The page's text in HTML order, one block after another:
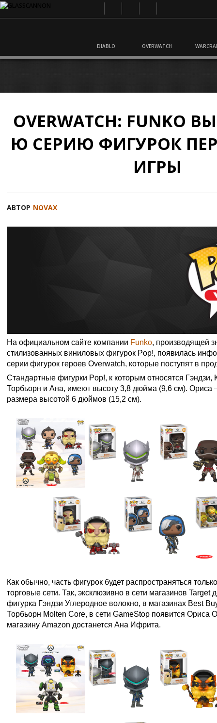
DIABLO OVERWATCH
OVERWATCH: FUNKO
Ю СЕРИЮ ФИГУРОК
ИГРЫ
АВТОР NOVAX
На официальном сайте компании Funko, производящей
стилизованных виниловых фигурок Pop!, появилась
серии фигурок героев Overwatch, которые поступят в
Стандартные фигурки Pop!, к которым относятся Гэндзи,
Торбьорн и Ана, имеют высоту 3,8 дюйма (9,6 см). Ориса
размера высотой 6 дюймов (15,2 см).
Как обычно, часть фигурок будет распространяться
торговые сети. Так, эксклюзивно в сети магазинов Target
фигурка Гэндзи Углеродное волокно, в магазинах Best
Торбьорн Molten Core, в сети GameStop появится Ориса
магазину Amazon достанется Ана Ифрита.